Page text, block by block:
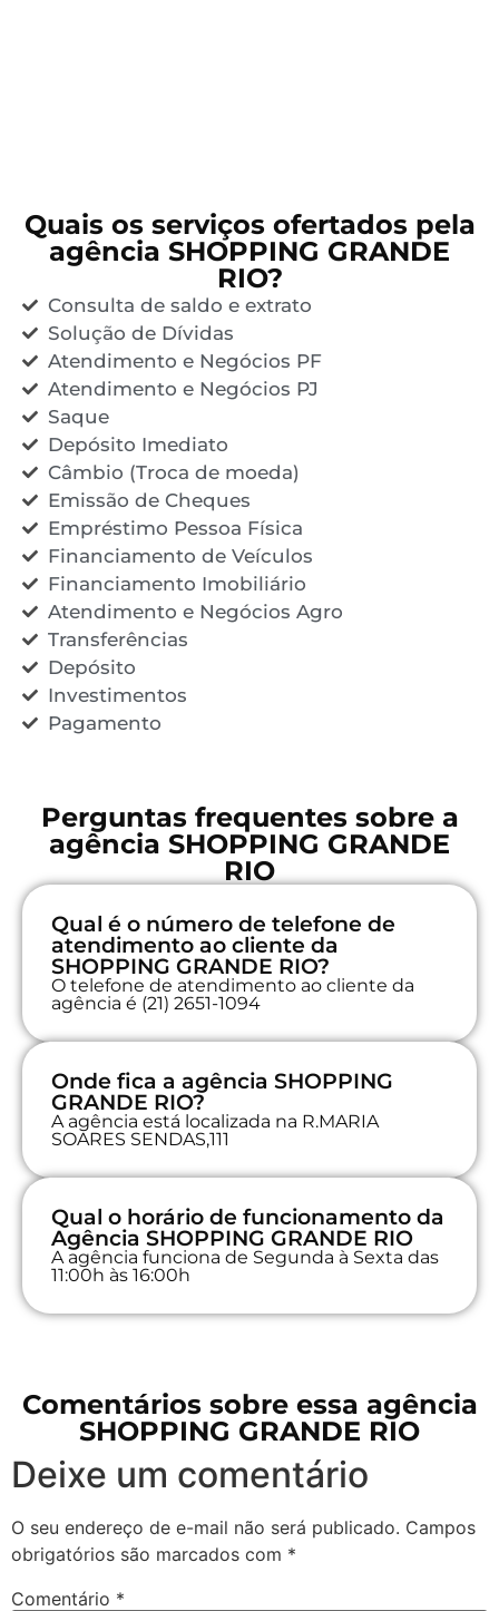
Quais os serviços ofertados pela
agência SHOPPING GRANDE
RIO?
Consulta de saldo e extrato
Solução de Dívidas
Atendimento e Negócios PF
Atendimento e Negócios PJ
Saque
Depósito Imediato
Câmbio (Troca de moeda)
Emissão de Cheques
Empréstimo Pessoa Física
Financiamento de Veículos
Financiamento Imobiliário
Atendimento e Negócios Agro
Transferências
Depósito
Investimentos
Pagamento
Perguntas frequentes sobre a
agência SHOPPING GRANDE
RIO
Qual é o número de telefone de
atendimento ao cliente da
SHOPPING GRANDE RIO?
O telefone de atendimento ao cliente da
agência é (21) 2651-1094
Onde fica a agência SHOPPING
GRANDE RIO?
A agência está localizada na R.MARIA
SOARES SENDAS,111
Qual o horário de funcionamento da
Agência SHOPPING GRANDE RIO
A agência funciona de Segunda à Sexta das
11:00h às 16:00h
Comentários sobre essa agência
SHOPPING GRANDE RIO
Deixe um comentário
O seu endereço de e-mail não será publicado. Campos
obrigatórios são marcados com *
Comentário *